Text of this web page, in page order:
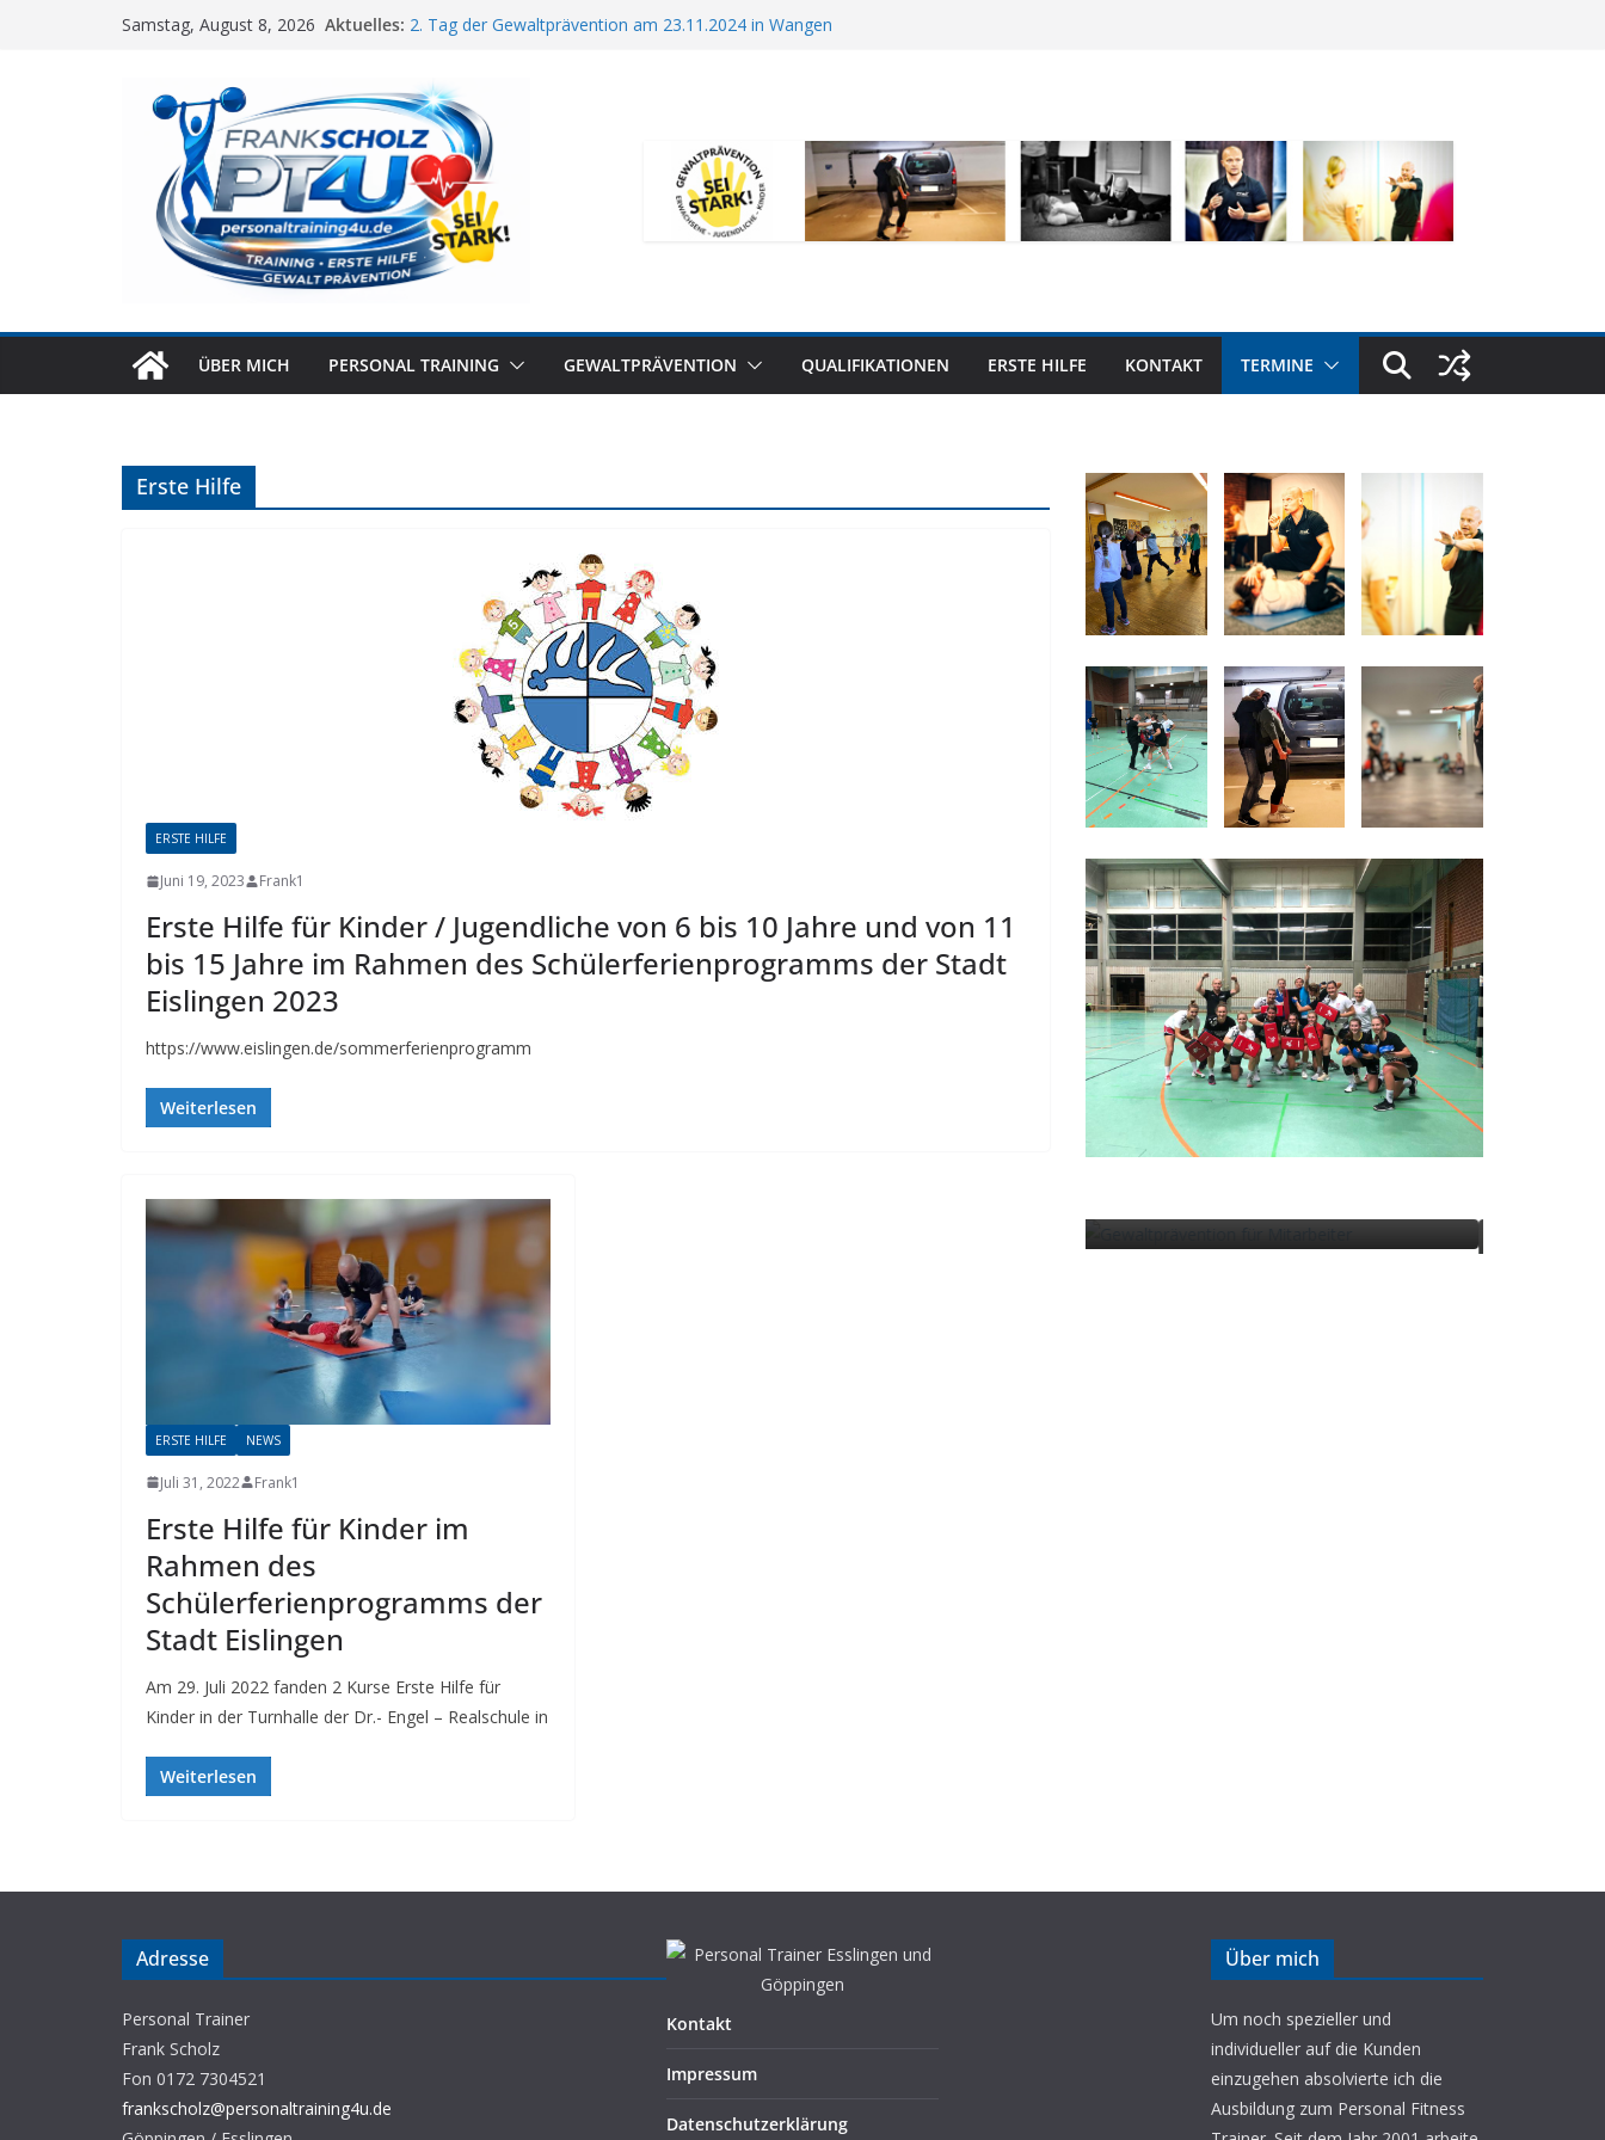
Samstag, August 8, 2026 Aktuelles: 2. Tag der Gewaltprävention am 23.11.2024 in Wangen
Xletix Erding 2025
Gewaltprävention in Kirchheim mit der CDU – Jetzt anmelden
!
ÜBER MICH PERSONAL TRAINING GEWALTPRÄVENTION QUALIFIKATIONEN ERSTE HILFE KONTAKT TERMINE
Erste Hilfe
ERSTE HILFE
Juni 19, 2023 Frank1
Erste Hilfe für Kinder / Jugendliche von 6 bis 10 Jahre und von 11
bis 15 Jahre im Rahmen des Schülerferienprogramms der Stadt
Eislingen 2023
https://www.eislingen.de/sommerferienprogramm
Weiterlesen
ERSTE HILFE NEWS
Juli 31, 2022 Frank1
Erste Hilfe für Kinder im
Rahmen des
Schülerferienprogramms der
Stadt Eislingen
Am 29. Juli 2022 fanden 2 Kurse Erste Hilfe für
Kinder in der Turnhalle der Dr.- Engel – Realschule in
Weiterlesen
Kostenfreie Teilnahme…
schnell noch anmelden !
November 9, 2025
Adresse
Personal Trainer
Frank Scholz
Fon 0172 7304521
frankscholz@personaltraining4u.de
Kontakt
Impressum
Datenschutz­erklärung
Über mich
Um noch spezieller und
individueller auf die Kunden
einzugehen absolvierte ich die
Ausbildung zum Personal Fitness